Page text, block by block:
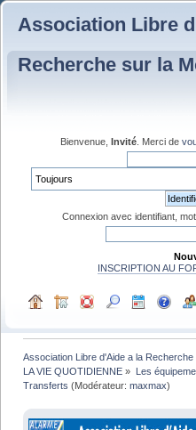
Association Libre
Recherche sur la
Bienvenue, Invité . Merci de
Connexion avec identifiant,
INSCRIPTION AU
Association Libre d'Aide a la
LA VIE QUOTIDIENNE » Les
Transferts (Modérateur:maxmax)